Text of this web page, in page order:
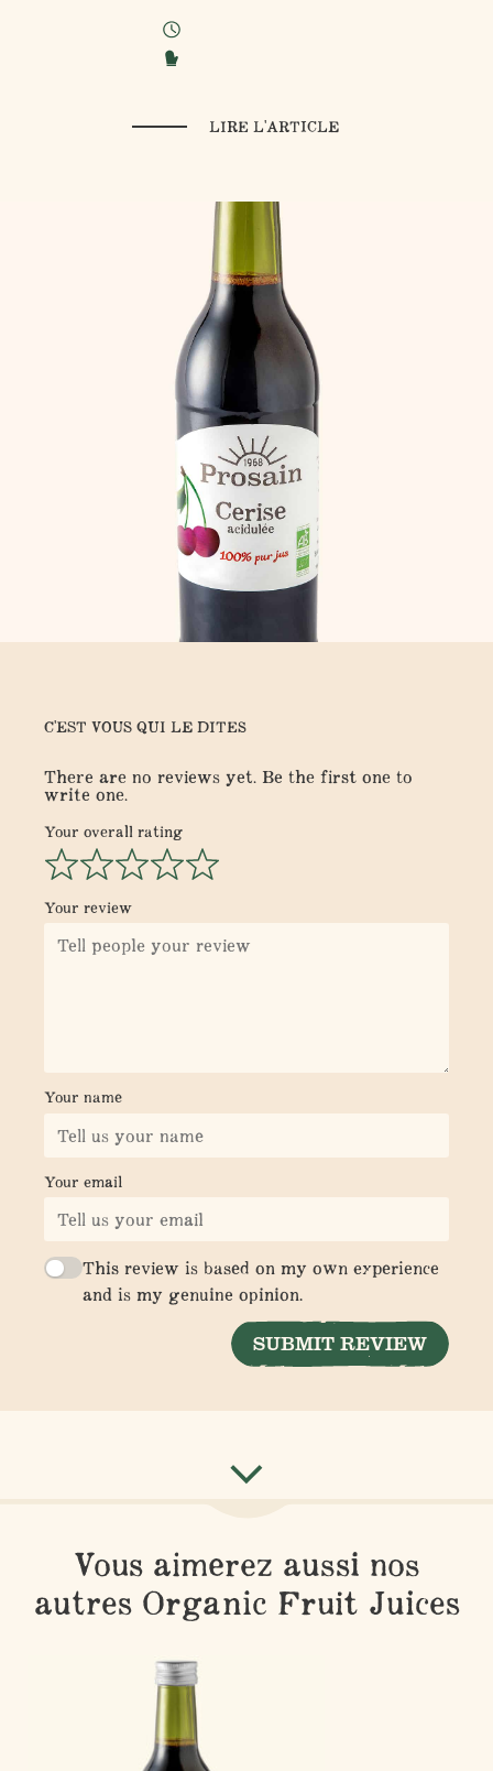
LIRE L'ARTICLE
C'EST VOUS QUI LE DITES
There are no reviews yet. Be the first one to
write one.
Your overall rating
Your review
Your name
Your email
This review is based on my own experience
and is my genuine opinion.
SUBMIT REVIEW
Vous aimerez aussi nos
autres Organic Fruit Juices